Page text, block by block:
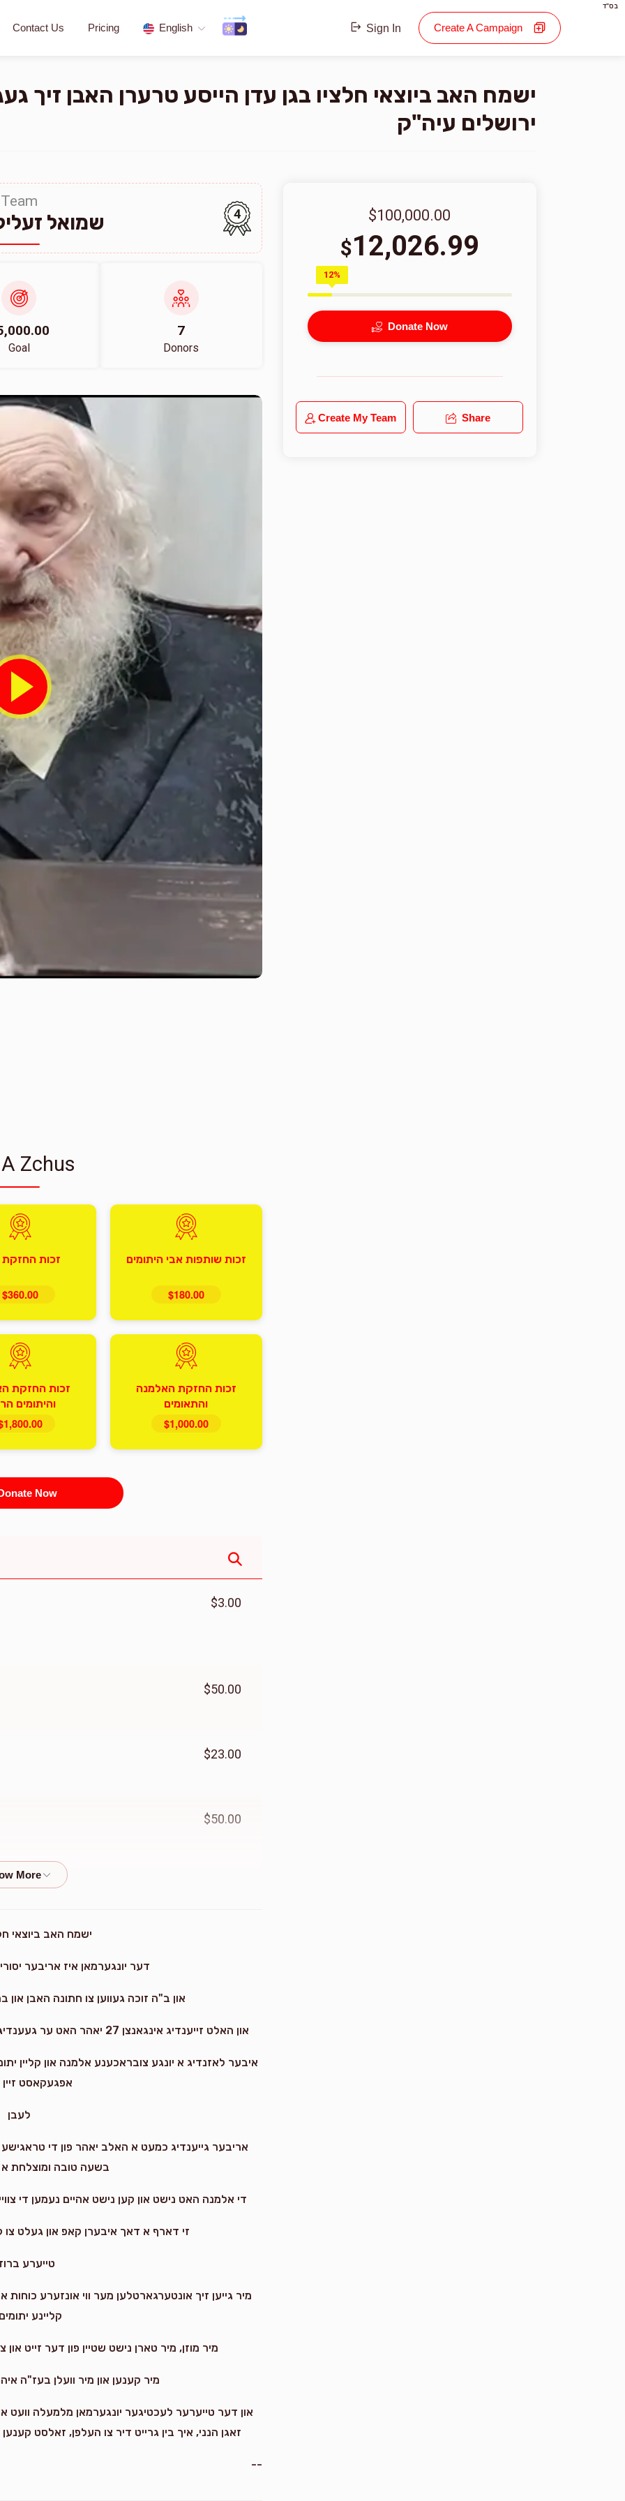
בס"ד
Contact Us Pricing English Sign In Create A Campaign
ישמח האב ביוצאי חלציו בגן עדן הייסע טרערן האבן זיך
ירושלים עיה"ק
Team
שמואל 4
Goal
7
Donors
Zchus
זכות שותפות אבי היתומים
$180.00
זכות החזקת
$360.00
זכות החזקת האלמנה
והתאומים
$1,000.00
זכות החזקת
והיתומים
Now
$3.00
$50.00
$23.00
$50.00
ישמח האב ביוצאי
דער יונגערמאן איז אריבער
און ב"ה זוכה געווען צו חתונה האבן און
און האלט זייענדיג אינגאנצן 27 יאהר האט ער געענדיגט זיין פארפלאגט לעבן און געגאנגען למנוחות
איבער לאזנדיג א יונגע צובראכענע אלמנה און קליין
אפגעקאסט
לעבן
אריבער גייענדיג כמעט א האלב יאהר פון די טראגישע
בשעה טובה ומוצלחת א
די אלמנה האט נישט און קען נישט אהיים נעמען די
זי דארף א דאך איבערן קאפ און געלט צו
טייערע
מיר גייען זיך אונטערגארטלען מער ווי אונזערע כוחות
קליינע
מיר מוזן, מיר טארן נישט שטיין פון דער זייט
מיר קענען און מיר וועלן בעז"ה
און דער טייערער לעכטיגער יונגערמאן מלמעלה וועט
זאגן הנני, איך בין גרייט דיר צו העלפן, זאלסט
--
$100,000.00
$12,026.99
12%
Donate Now
Create My Team Share